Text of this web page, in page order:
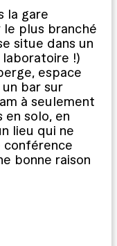
la gare
plus branché
situe dans un
!)
espace
bar sur
à seulement
en solo, en
lieu qui ne
conférence
bonne raison